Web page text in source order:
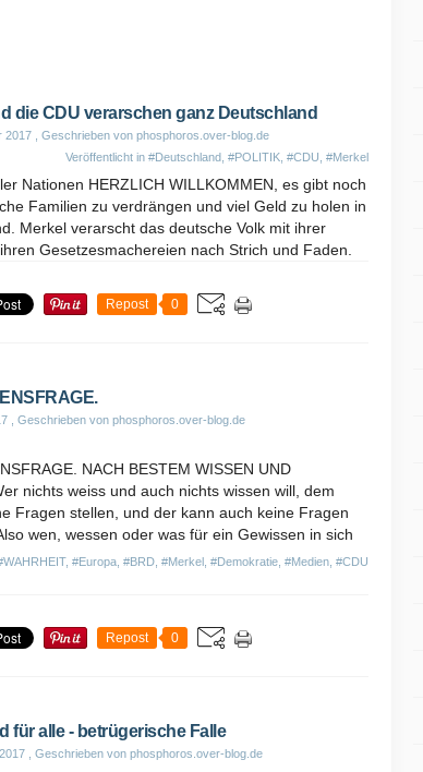
die CDU verarschen ganz Deutschland
2017 , Geschrieben von phosphoros.over-blog.de
Veröffentlicht in #Deutschland #POLITIK #CDU #Merkel
Nationen HERZLICH WILLKOMMEN, es gibt noch
Familien zu verdrängen und viel Geld zu holen in
Merkel verarscht das deutsche Volk mit ihrer
Gesetzesmachereien nach Strich und Faden.
Repost 0
, Geschrieben von phosphoros.over-blog.de
, #Europa #BRD #Merkel #Demokratie #Medien #CDU
NACH BESTEM WISSEN UND
nichts weiss und auch nichts wissen will, dem
Fragen stellen, und der kann auch keine Fragen
wen, wessen oder was für ein Gewissen in sich
Repost 0
für alle - betrügerische Falle
, Geschrieben von phosphoros.over-blog.de